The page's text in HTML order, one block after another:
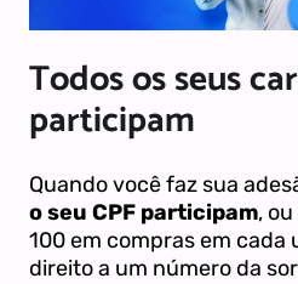
Todos os seus
participam
Quando você faz sua
o seu CPF participam,
100 em compras em cada
direito a um número da